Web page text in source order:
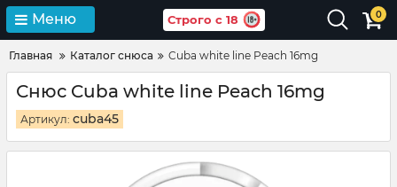
Меню Строго с 18 0
Главная Каталог снюса Cuba white line Peach 16mg
Снюс Cuba white line Peach 16mg
Артикул: cuba45